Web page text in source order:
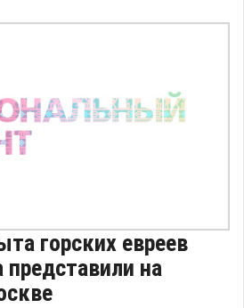
горских евреев
представили на